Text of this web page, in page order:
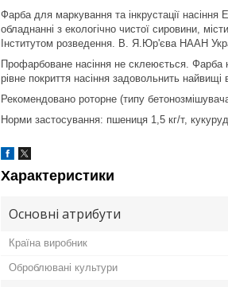
Фарба для маркування та інкрустації
обладнанні з екологічно чистої сировини,
Інститутом розведення. В. Я.Юр'єва НААН
Профарбоване насіння не склеюється. Фарба
рівне покриття насіння задовольнить найвищі
Рекомендовано роторне (типу
Норми застосування: пшениця 1,5 кг/т,
Характеристики
Основні атрибути
Країна виробник
Оброблювані культури